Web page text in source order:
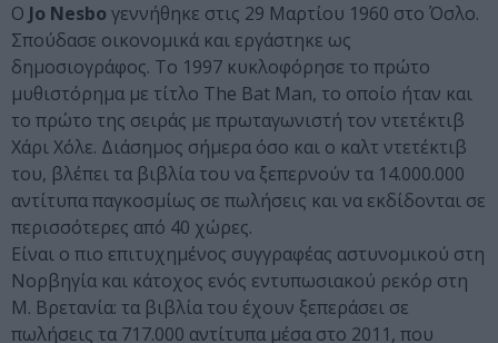
Ο Jo Nesbο γεννήθηκε στις 29 Μαρτίου 1960 στο Όσλο.
Σπούδασε οικονομικά και εργάστηκε ως
δημοσιογράφος. Το 1997 κυκλοφόρησε το πρώτο
μυθιστόρημα με τίτλο The Bat Man, το οποίο ήταν και
το πρώτο της σειράς με πρωταγωνιστή τον ντετέκτιβ
Χάρι Χόλε. Διάσημος σήμερα όσο και ο καλτ ντετέκτιβ
του, βλέπει τα βιβλία του να ξεπερνούν τα 14.000.000
αντίτυπα παγκοσμίως σε πωλήσεις και να εκδίδονται σε
περισσότερες από 40 χώρες.
Είναι ο πιο επιτυχημένος συγγραφέας αστυνομικού στη
Νορβηγία και κάτοχος ενός εντυπωσιακού ρεκόρ στη
Μ. Βρετανία: τα βιβλία του έχουν ξεπεράσει σε
πωλήσεις τα 717.000 αντίτυπα μέσα στο 2011, που